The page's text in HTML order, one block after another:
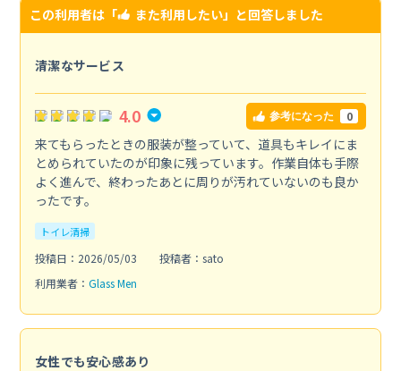
この利用者は「 また利用したい」と回答しました
清潔なサービス
4.0 参考になった 0
来てもらったときの服装が整っていて、道具もキレイにま
とめられていたのが印象に残っています。作業自体も手際
よく進んで、終わったあとに周りが汚れていないのも良か
ったです。
トイレ清掃
投稿日：2026/05/03
投稿者：sato
利用業者： Glass Men
女性でも安心感あり